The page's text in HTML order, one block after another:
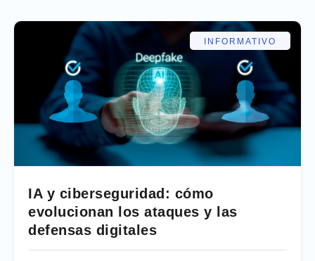
INFORMATIVO
IA y ciberseguridad: cómo
evolucionan los ataques y las
defensas digitales